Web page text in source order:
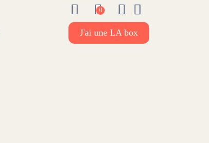
Foire aux questions
Mon panier
0 Mon compte
J'ai une LA box